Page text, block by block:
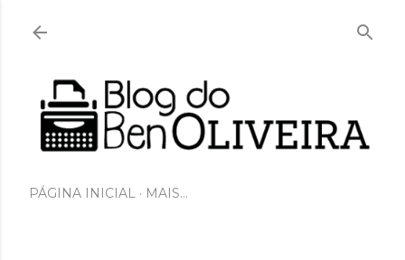
PÁGINA INICIAL MAIS…